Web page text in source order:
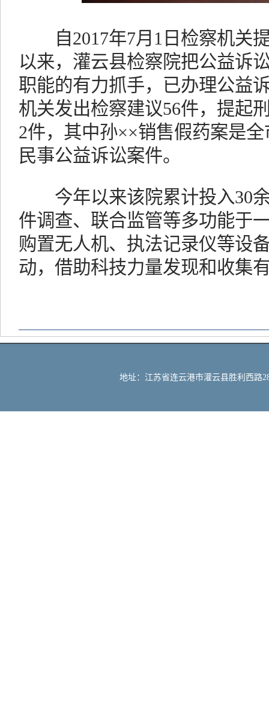
自2017年7月1日检察机关
以来，灌云县检察院把公益诉
职能的有力抓手，已办理公益
机关发出检察建议56件，提起
2件，其中孙××销售假药案是
民事公益诉讼案件。
今年以来该院累计投入30余
件调查、联合监管等多功能于
购置无人机、执法记录仪等设
动，借助科技力量发现和收集
地址：江苏省连云港市灌云县胜利西